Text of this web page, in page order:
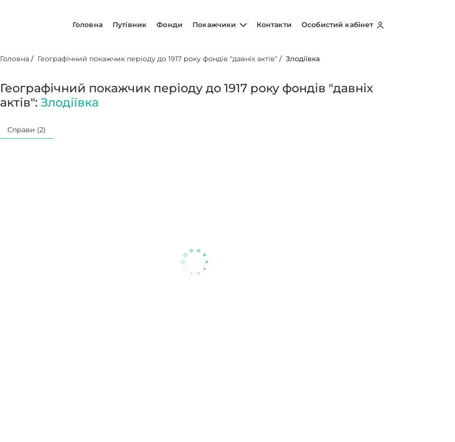
Головна Путівник Фонди Покажчики Контакти Особистий кабінет
Головна / Географічний покажчик періоду до 1917 року фондів "давніх актів" /Злодіївка
Географічний покажчик періоду до 1917 року фондів "давніх
актів": Злодіївка
Справи (2)